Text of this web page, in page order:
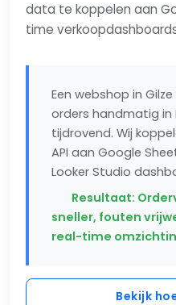
data te koppelen aan
time
Een webshop in
orders handmatig in
tijdrovend. Wij
API aan Google
Looker Studio
Resultaat:
sneller, fouten
real-time
Bekijk